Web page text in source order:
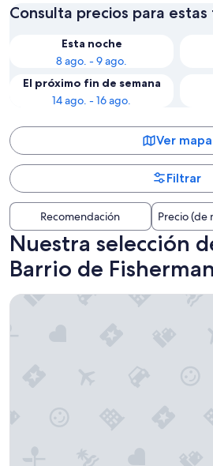
Consulta precios para estas
Esta noche
8 ago. - 9 ago.
El próximo fin de semana
14 ago. - 16 ago.
Ver mapa
Filtrar
Recomendación Precio (de
Nuestra selección
Barrio de
Hotel Riu Plaza Fisherman's Wharf